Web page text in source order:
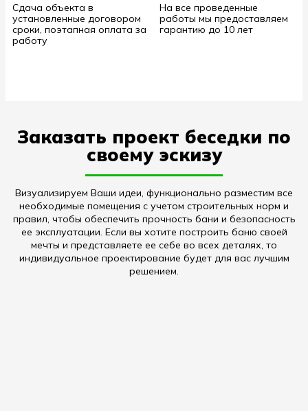
Сдача объекта в
установленные договором
сроки, поэтапная оплата за
работу
На все проведенные
работы мы предоставляем
гарантию до 10 лет
Заказать проект беседки по
своему эскизу
Визуализируем Ваши идеи, функционально разместим все
необходимые помещения с учетом строительных норм и
правил, чтобы обеспечить прочность бани и безопасность
ее эксплуатации. Если вы хотите построить баню своей
мечты и представляете ее себе во всех деталях, то
индивидуальное проектирование будет для вас лучшим
решением.